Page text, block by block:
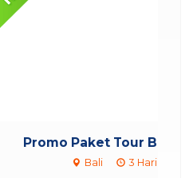
Bali 3 Hari 2 M...
3 Hari 2 Malam